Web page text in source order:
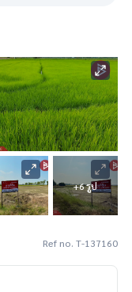
+6 รูป
Ref no. T-137160